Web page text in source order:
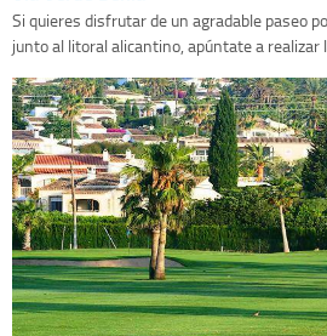
Si quieres disfrutar de un agradable paseo
junto al litoral alicantino, apúntate a realizar